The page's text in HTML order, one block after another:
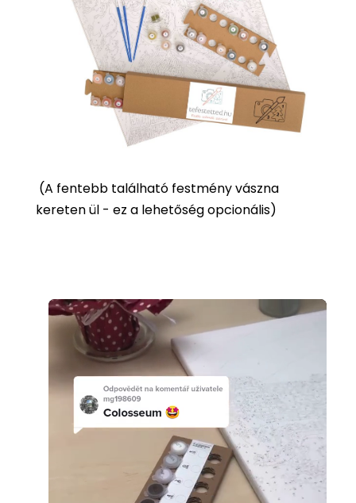
(A fentebb található festmény vászna
kereten ül - ez a lehetőség opcionális)